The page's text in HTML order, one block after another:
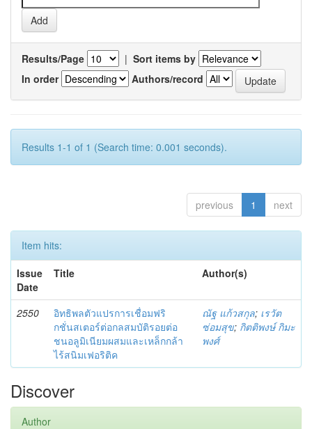
Results/Page | Sort items by
In order
Authors/record
Results 1-1 of 1 (Search time: 0.001 seconds).
previous 1 next
Item hits:
Issue
Date
Title Author(s)
2550
อิทธิพลตัวแปรการเชื่อมฟริ
กชั่นสเตอร์ต่อกลสมบัติรอยต่อ
ชนอลูมิเนียมผสมและเหล็กกล้า
ไร้สนิมเฟอริติค
ณัฐ แก้วสกุล; เรวัต
ซ่อมสุข; กิตติพงษ์ กิมะ
พงศ์
Discover
Author